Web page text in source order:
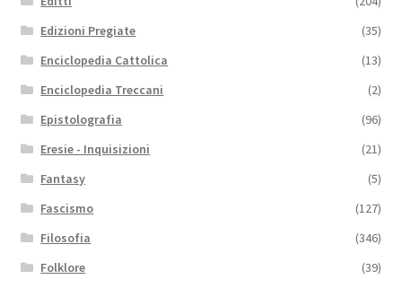
Edizioni Pregiate
(35)
Enciclopedia Cattolica
(13)
Enciclopedia Treccani
(2)
Epistolografia
(96)
Eresie - Inquisizioni
(21)
Fantasy
(5)
Fascismo
(127)
Filosofia
(346)
Folklore
(39)